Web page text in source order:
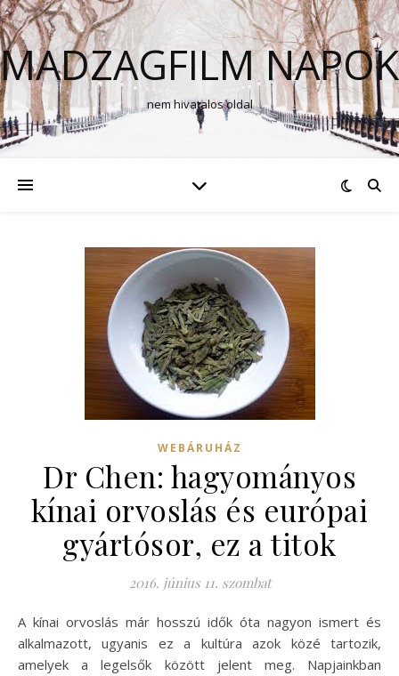
MADZAGFILM NAPOK
nem hivatalos oldal
WEBÁRUHÁZ
Dr Chen: hagyományos
kínai orvoslás és európai
gyártósor, ez a titok
2016. június 11. szombat
A kínai orvoslás már hosszú idők óta nagyon ismert és
alkalmazott, ugyanis ez a kultúra azok közé tartozik,
amelyek a legelsők között jelent meg. Napjainkban